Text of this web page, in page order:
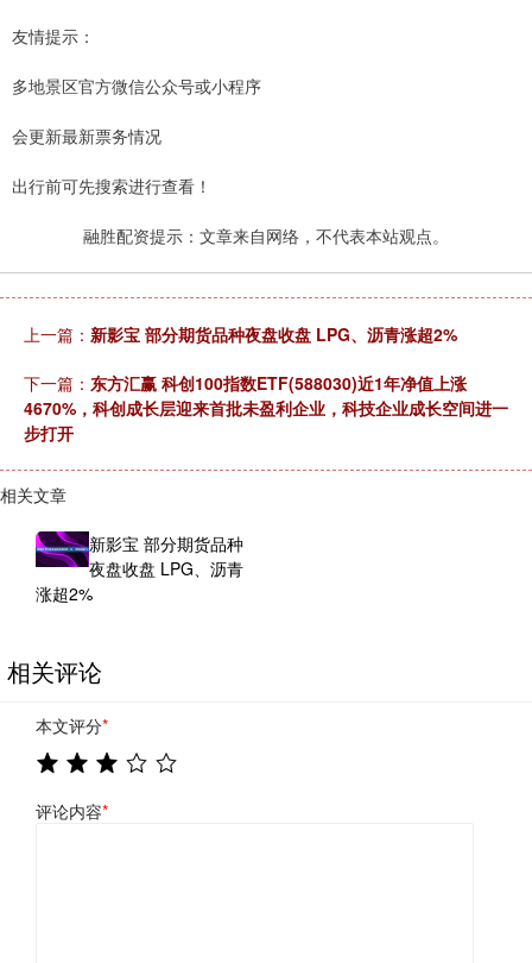
友情提示：
多地景区官方微信公众号或小程序
会更新最新票务情况
出行前可先搜索进行查看！
融胜配资提示：文章来自网络，不代表本站观点。
上一篇： 新影宝 部分期货品种夜盘收盘 LPG、沥青涨超2%
下一篇： 东方汇赢 科创100指数ETF(588030)近1年净值上涨
4670%，科创成长层迎来首批未盈利企业，科技企业成长空间进一
步打开
相关文章
新影宝 部分期货品种
夜盘收盘 LPG、沥青
涨超2%
相关评论
本文评分*
评论内容*